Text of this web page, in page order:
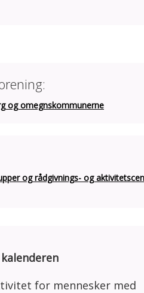
og omegnskommunerne
og rådgivnings- og
for mennesker med